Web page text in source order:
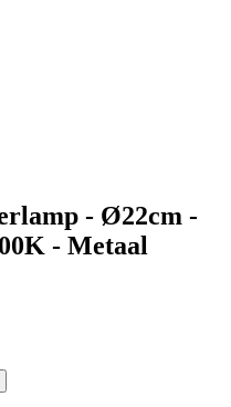
- Ø22cm -
- Metaal